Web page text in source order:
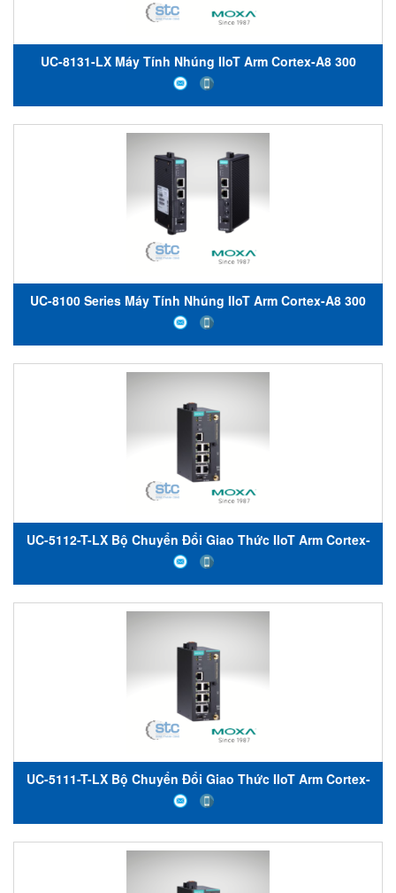
UC-8131-LX Máy Tính Nhúng IIoT Arm Cortex-A8 300
MHz/600 MHz/1 GHz IIoT Gateways Moxa Việt Nam
UC-8100 Series Máy Tính Nhúng IIoT Arm Cortex-A8 300
MHz/600 MHz/1 GHz IIoT Gateways Moxa Việt Nam
UC-5112-T-LX Bộ Chuyển Đổi Giao Thức IIoT Arm Cortex-
A8 1 GHz IIoT gateways Moxa Việt Nam
UC-5111-T-LX Bộ Chuyển Đổi Giao Thức IIoT Arm Cortex-
A8 1 GHz IIoT gateways Moxa Việt Nam